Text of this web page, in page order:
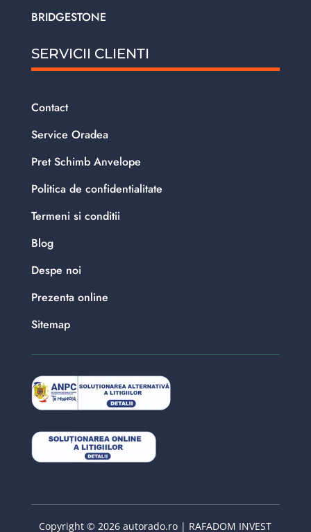
BRIDGESTONE
SERVICII CLIENTI
Contact
Service Oradea
Pret Schimb Anvelope
Politica de confidentialitate
Termeni si conditii
Blog
Despe noi
Prezenta online
Sitemap
Copyright © 2026 autorado.ro | RAFADOM INVEST